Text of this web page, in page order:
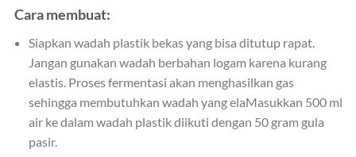
Cara membuat:
Siapkan wadah plastik bekas yang bisa ditutup rapat.
Jangan gunakan wadah berbahan logam karena kurang
elastis. Proses fermentasi akan menghasilkan gas
sehingga membutuhkan wadah yang elaMasukkan 500 ml
air ke dalam wadah plastik diikuti dengan 50 gram gula
pasir.